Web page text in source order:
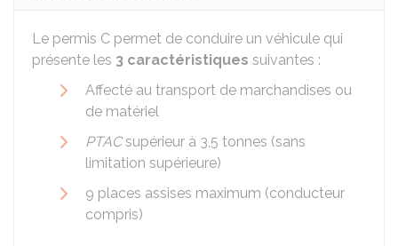
Le permis C permet de conduire un véhicule qui
présente les 3 caractéristiques suivantes :
Affecté au transport de marchandises ou
de matériel
PTACsupérieur à 3,5 tonnes (sans
limitation supérieure)
9 places assises maximum (conducteur
compris)